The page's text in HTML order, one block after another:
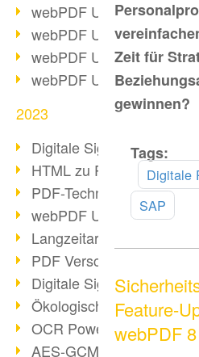
webPDF Update
webPDF Update
webPDF Update
webPDF Update
2023
Digitale Signatur in PDF
HTML zu PDF
PDF-Techniken für
webPDF Update 9.0.0.3149
Langzeitarchivierung mit
PDF Verschlüsselung
Digitale Signaturen
Ökologischen Abdruck
OCR Power für Profis
AES-GCM-Unterstützung
Zeit für
gewinnen?
Tags:
Digitale
SAP
Feature-
webPDF 8